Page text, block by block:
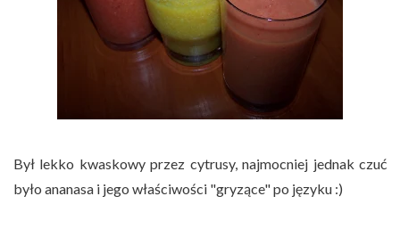
Był lekko kwaskowy przez cytrusy, najmocniej jednak czuć
było ananasa i jego właściwości "gryzące" po języku :)